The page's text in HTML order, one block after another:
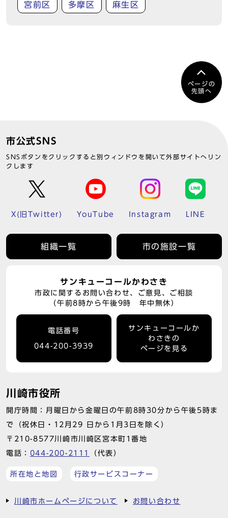
宮前区 多摩区 麻生区
ページの
先頭へ
市公式SNS
SNSボタンをクリックすると別ウィンドウを開いて外部サイトへリン
クします
X(旧Twitter) YouTube Instagram LINE
組織一覧 市の施設一覧
サンキューコールかわさき
市政に関するお問い合わせ、ご意見、ご相談
（午前8時から午後9時 年中無休）
電話番号
044-200-3939
サンキューコールか
わさきの
ページを見る
川崎市役所
開庁時間：月曜日から金曜日の午前8時30分から午後5時ま
で（祝休日・12月29 日から1月3日を除く）
〒210-8577川崎市川崎区宮本町1番地
電話： 044-200-2111 （代表）
所在地と地図 行政サービスコーナー
川崎市ホームページについて お問い合わせ